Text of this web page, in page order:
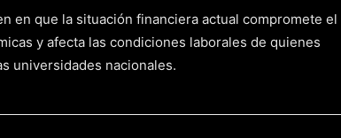
en que la situación financiera actual compromete el
y afecta las condiciones laborales de quienes
universidades nacionales.